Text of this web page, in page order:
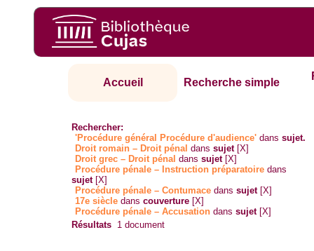
Accueil Recherche simple
Rechercher:
'Procédure général Procédure d'audience' danssujet.
Droit romain – Droit pénal danssujet [X]
Droit grec – Droit pénal danssujet [X]
Procédure pénale – Instruction préparatoire dans
sujet [X]
Procédure pénale – Contumace danssujet [X]
17e siècle danscouverture [X]
Procédure pénale – Accusation danssujet [X]
Résultats 1 document